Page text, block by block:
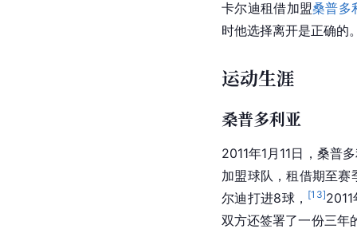
卡尔迪租借加盟桑普多
时他选择离开是正确的
运动生涯
桑普多利亚
2011年1月11日，桑普
加盟球队，租借期至赛
尔迪打进8球， [13]
双方还签署了一份三年